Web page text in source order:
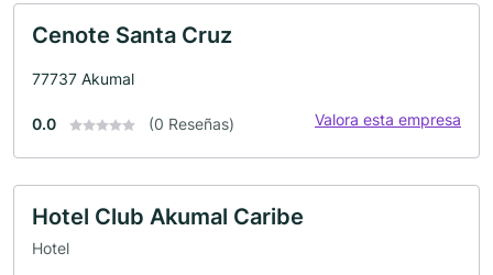
Cenote Santa Cruz
77737 Akumal
0.0 (0 Reseñas) Valora esta empresa
Hotel Club Akumal Caribe
Hotel